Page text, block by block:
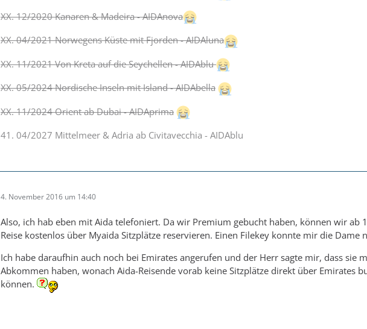
XX. 12/2020 Kanaren & Madeira - AIDAnova
XX. 04/2021 Norwegens Küste mit Fjorden - AIDAluna
XX. 11/2021 Von Kreta auf die Seychellen - AIDAblu
XX. 05/2024 Nordische Inseln mit Island - AIDAbella
XX. 11/2024 Orient ab Dubai - AIDAprima
41. 04/2027 Mittelmeer & Adria ab Civitavecchia - AIDAblu
4. November 2016 um 14:40
Also, ich hab eben mit Aida telefoniert. Da wir Premium gebucht haben, können wir ab
Reise kostenlos über Myaida Sitzplätze reservieren. Einen Filekey konnte mir die Dame
Ich habe daraufhin auch noch bei Emirates angerufen und der Herr sagte mir, dass sie
Abkommen haben, wonach Aida-Reisende vorab keine Sitzplätze direkt über Emirates
können.